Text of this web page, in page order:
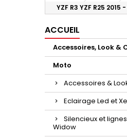
YZF R3 YZF R25
ACCUEIL
Accessoires, Look &
Moto
Accessoires &
Eclairage Led et
Silencieux et
Widow